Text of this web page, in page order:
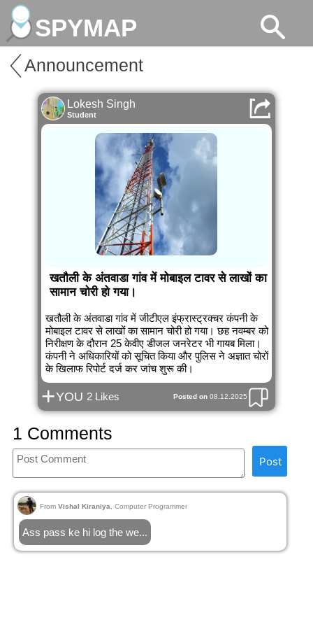
SPYMAP
Announcement
Lokesh Singh
Student
खतौली के अंतवाडा गांव में मोबाइल टावर से लाखों का
सामान चोरी हो गया।
खतौली के अंतवाडा गांव में जीटीएल इंफ्रास्ट्रक्चर कंपनी के
मोबाइल टावर से लाखों का सामान चोरी हो गया। छह नवम्बर को
निरीक्षण के दौरान 25 केवीए डीजल जनरेटर भी गायब मिला।
कंपनी ने अधिकारियों को सूचित किया और पुलिस ने अज्ञात चोरों
के खिलाफ रिपोर्ट दर्ज कर जांच शुरू की।
+YOU 2 Likes Posted on 08.12.2025
1 Comments
Post
From Vishal Kiraniya , Computer Programmer
Ass pass ke hi log the we...